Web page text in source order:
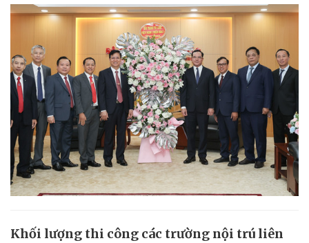
Khối lượng thi công các trường nội trú liên